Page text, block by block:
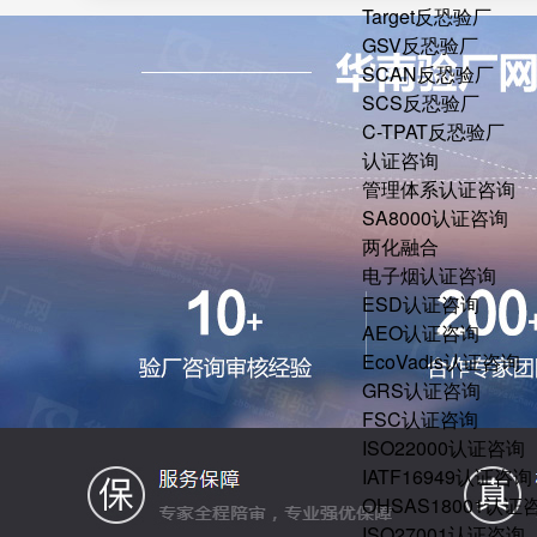
Target反恐验厂
GSV反恐验厂
SCAN反恐验厂
SCS反恐验厂
C-TPAT反恐验厂
认证咨询
管理体系认证咨询
SA8000认证咨询
两化融合
电子烟认证咨询
ESD认证咨询
AEO认证咨询
EcoVadis认证咨询
GRS认证咨询
FSC认证咨询
ISO22000认证咨询
IATF16949认证咨询
OHSAS18001认证